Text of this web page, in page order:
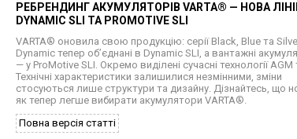
РЕБРЕНДИНГ АКУМУЛЯТОРІВ VARTA® — НОВА
DYNAMIC SLI ТА PROMOTIVE SLI
VARTA® оновила свою продукцію: серії Black, Blue та
Dynamic тепер об’єднані в Dynamic SLI, а вантажні
— у ProMotive SLI. Окремо виділені сучасні технології AGM
Технічні характеристики залишилися незмінними, зміни
стосуються лише структури та дизайну. Дізнайтесь, що
як тепер легше вибирати акумулятори VARTA®.
Повна версія статті